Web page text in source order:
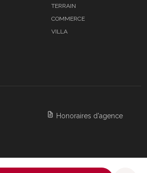
TERRAIN
COMMERCE
VILLA
Honoraires d'agence
Barcelona & Costa